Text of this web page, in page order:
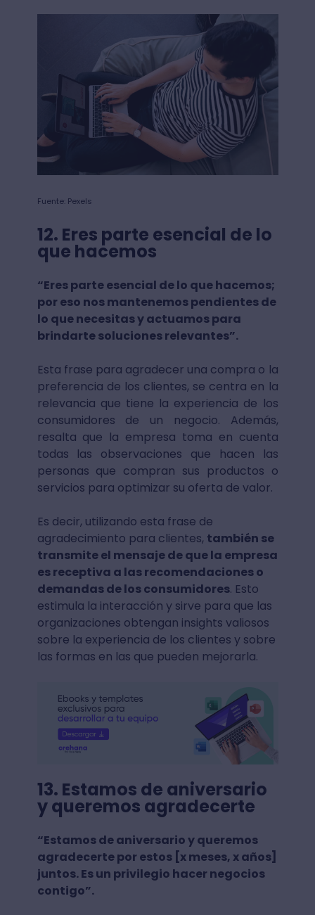
Fuente: Pexels
12. Eres parte esencial de lo
que hacemos
“Eres parte esencial de lo que hacemos;
por eso nos mantenemos pendientes de
lo que necesitas y actuamos para
brindarte soluciones relevantes”.
Esta frase para agradecer una compra o la
preferencia de los clientes, se centra en la
relevancia que tiene la experiencia de los
consumidores de un negocio. Además,
resalta que la empresa toma en cuenta
todas las observaciones que hacen las
personas que compran sus productos o
servicios para optimizar su oferta de valor.
Es decir, utilizando esta frase de
agradecimiento para clientes, también se
transmite el mensaje de que la empresa
es receptiva a las recomendaciones o
demandas de los consumidores. Esto
estimula la interacción y sirve para que las
organizaciones obtengan insights valiosos
sobre la experiencia de los clientes y sobre
las formas en las que pueden mejorarla.
13. Estamos de aniversario
y queremos agradecerte
“Estamos de aniversario y queremos
agradecerte por estos [x meses, x años]
juntos. Es un privilegio hacer negocios
contigo”.